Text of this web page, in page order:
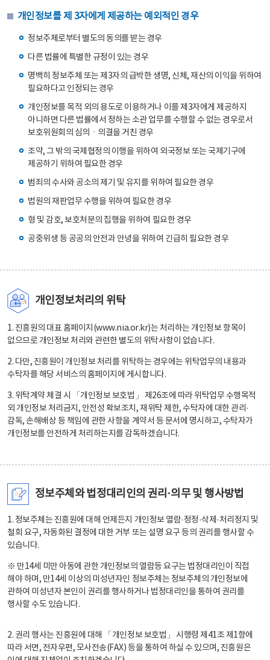
개인정보를 제 3자에게 제공하는 예외적인 경우
정보주체로부터 별도의 동의를 받는 경우
다른 법률에 특별한 규정이 있는 경우
명백히 정보주체 또는 제3자의 급박한 생명, 신체, 재산의 이익을 위하여
필요하다고 인정되는 경우
개인정보를 목적 외의 용도로 이용하거나 이를 제3자에게 제공하지
아니하면 다른 법률에서 정하는 소관 업무를 수행할 수 없는 경우로서
보호위원회의 심의ㆍ의결을 거친 경우
조약, 그 밖의 국제협정의 이행을 위하여 외국정보 또는 국제기구에
제공하기 위하여 필요한 경우
범죄의 수사와 공소의 제기 및 유지를 위하여 필요한 경우
법원의 재판업무 수행을 위하여 필요한 경우
형 및 감호, 보호처분의 집행을 위하여 필요한 경우
공중위생 등 공공의 안전과 안녕을 위하여 긴급히 필요한 경우
개인정보처리의 위탁
1. 진흥원의 대표 홈페이지(www.nia.or.kr)는 처리하는 개인정보 항목이
없으므로 개인정보 처리와 관련한 별도의 위탁사항이 없습니다.
2. 다만, 진흥원이 개인정보 처리를 위탁하는 경우에는 위탁업무의 내용과
수탁자를 해당 서비스의 홈페이지에 게시합니다.
3. 위탁계약 체결 시 「개인정보 보호법」 제26조에 따라 위탁업무 수행목적
외 개인정보 처리금지, 안전성 확보조치, 재위탁 제한, 수탁자에 대한 관리·
감독, 손해배상 등 책임에 관한 사항을 계약서 등 문서에 명시하고, 수탁자가
개인정보를 안전하게 처리하는지를 감독하겠습니다.
정보주체와 법정대리인의 권리·의무 및 행사방법
1. 정보주체는 진흥원에 대해 언제든지 개인정보 열람·정정·삭제·처리정지 및
철회 요구, 자동화된 결정에 대한 거부 또는 설명 요구 등의 권리를 행사할 수
있습니다.
※ 만14세 미만 아동에 관한 개인정보의 열람등 요구는 법정대리인이 직접
해야 하며, 만14세 이상의 미성년자인 정보주체는 정보주체의 개인정보에
관하여 미성년자 본인이 권리를 행사하거나 법정대리인을 통하여 권리를
행사할 수도 있습니다.
2. 권리 행사는 진흥원에 대해 「개인정보 보호법」 시행령 제41조 제1항에
따라 서면, 전자우편, 모사전송(FAX) 등을 통하여 하실 수 있으며, 진흥원은